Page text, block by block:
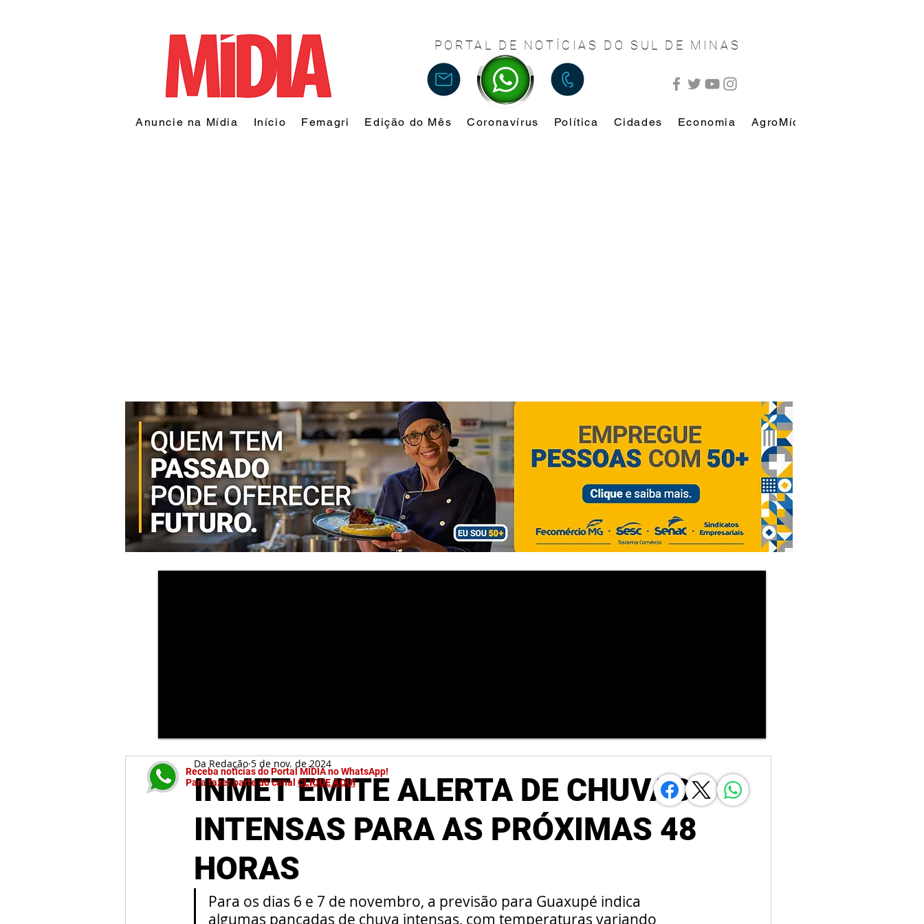
PORTAL DE NOTÍCIAS DO SUL DE MINAS
Anuncie na Mídia Início Femagri Edição do Mês Coronavírus Política Cidades Economia AgroMídia
INMET EMITE ALERTA DE CHUVAS
INTENSAS PARA AS PRÓXIMAS 48
HORAS
Da Redação 5 de nov. de 2024
Para os dias 6 e 7 de novembro, a previsão para Guaxupé indica
algumas pancadas de chuva intensas, com temperaturas variando
Receba notícias do Portal MÍDIA no WhatsApp!
Para fazer parte do canal CLIQUE AQUI